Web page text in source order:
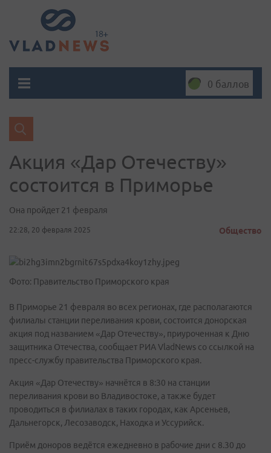
0 баллов
Акция «Дар Отечеству»
состоится в Приморье
Она пройдет 21 февраля
22:28, 20 февраля 2025 Общество
Фото: Правительство Приморского края
В Приморье 21 февраля во всех регионах, где располагаются
филиалы станции переливания крови, состоится донорская
акция под названием «Дар Отечеству», приуроченная к Дню
защитника Отечества, сообщает РИА VladNews со ссылкой на
пресс-службу правительства Приморского края.
Акция «Дар Отечеству» начнётся в 8:30 на станции
переливания крови во Владивостоке, а также будет
проводиться в филиалах в таких городах, как Арсеньев,
Дальнегорск, Лесозаводск, Находка и Уссурийск.
Приём доноров ведётся ежедневно в рабочие дни с 8.30 до